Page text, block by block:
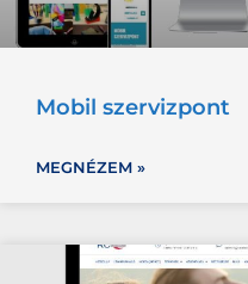
Mobil szervizpont
MEGNÉZEM »